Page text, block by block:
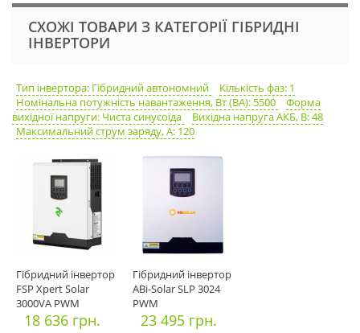
СХОЖІ ТОВАРИ З КАТЕГОРІЇ ГІБРИДНІ
ІНВЕРТОРИ
Тип інвертора: Гібридний автономний
Кількість фаз: 1
Номінальна потужність навантаження, Вт (ВА): 5500
Форма
вихідної напруги: Чиста синусоїда
Вихідна напруга АКБ, В: 48
Максимальний струм заряду, А: 120
Гібридний інвертор
FSP Xpert Solar
3000VA PWM
18 636 грн.
Гібридний інвертор
ABi-Solar SLP 3024
PWM
23 495 грн.